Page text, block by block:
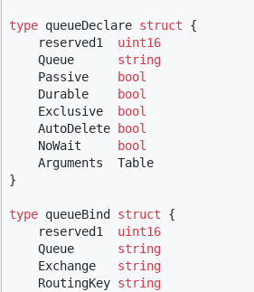
type queueDeclare struct {
    reserved1
uint16
    Queue
string
    Passive
bool
    Durable
bool
    Exclusive
bool
    AutoDelete
bool
    NoWait
bool
    Arguments  Table
}
type queueBind struct {
    reserved1
uint16
    Queue
string
    Exchange
string
    RoutingKey
string